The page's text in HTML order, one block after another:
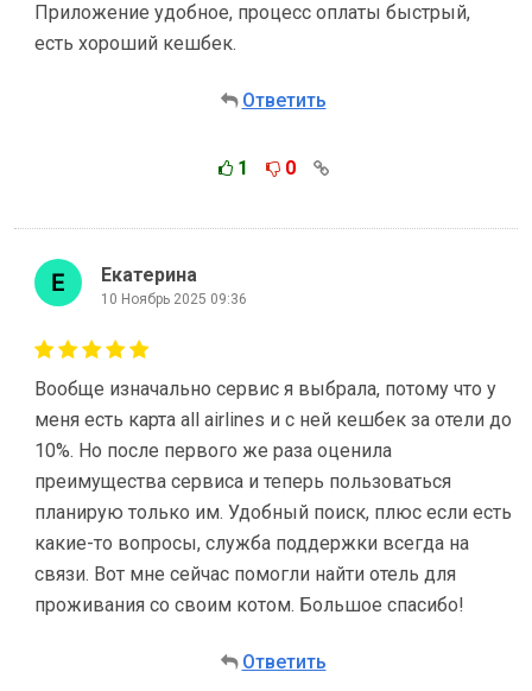
Приложение удобное, процесс оплаты быстрый,
есть хороший кешбек.
Ответить
1 0
Екатерина
10 Ноябрь 2025 09:36
Вообще изначально сервис я выбрала, потому что у
меня есть карта all airlines и с ней кешбек за отели до
10%. Но после первого же раза оценила
преимущества сервиса и теперь пользоваться
планирую только им. Удобный поиск, плюс если есть
какие-то вопросы, служба поддержки всегда на
связи. Вот мне сейчас помогли найти отель для
проживания со своим котом. Большое спасибо!
Ответить